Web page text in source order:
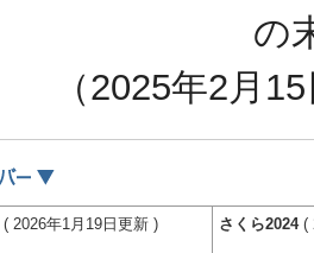
の
（2025年2月
( 2026年1月19日更新 ) さくら2024(